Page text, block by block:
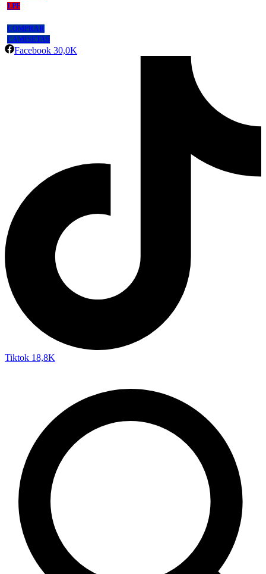
LPF
COMPRAR
CAMISETAS
Facebook 30,0K
Tiktok 18,8K